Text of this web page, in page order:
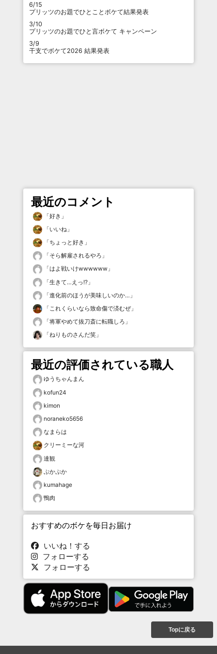
6/15
プリッツのお題でひとことボケて結果発表
3/10
プリッツのお題でひと言ボケて キャンペーン
3/9
干支でボケて2026 結果発表
最近のコメント
「好き 」
「いいね 」
「ちょっと好き 」
「そら解雇されるやろ 」
「はよ戦いけwwwwww 」
「生きて…えっ!? 」
「進化前のほうが美味しいのか… 」
「 これくらいなら致命傷で済むぜ」
「将軍やめて抜刀斎に転職しろ 」
「ねりものさんだ笑 」
最近の評価されている職人
ゆうちゃんまん
kofun24
kimon
noraneko5656
なまらは
クリーミーな河
達観
ぷかぷか
kumahage
鴨肉
おすすめのボケを毎日お届け
いいね！する
フォローする
フォローする
Topに戻る